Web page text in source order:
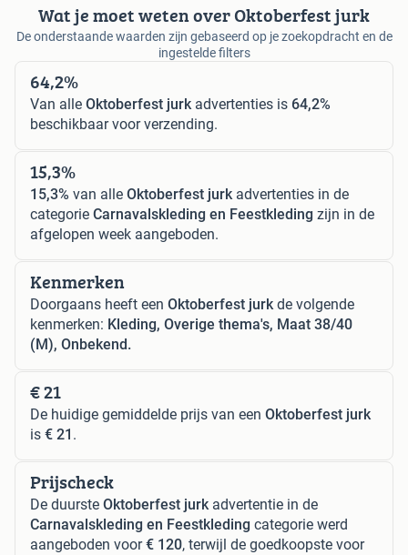
Wat je moet weten over Oktoberfest jurk
De onderstaande waarden zijn gebaseerd op je zoekopdracht en de
ingestelde filters
64,2%
Van alle Oktoberfest jurkadvertenties is 64,2%
beschikbaar voor verzending.
15,3%
15,3% van alle Oktoberfest jurkadvertenties in de
categorie Carnavalskleding en Feestkleding zijn in de
afgelopen week aangeboden.
Kenmerken
Doorgaans heeft een Oktoberfest jurkde volgende
kenmerken: Kleding, Overige thema's, Maat 38/40
(M), Onbekend.
€ 21
De huidige gemiddelde prijs van een Oktoberfest jurk
is € 21 .
Prijscheck
De duurste Oktoberfest jurkadvertentie in de
Carnavalskleding en Feestkleding categorie werd
aangeboden voor€ 120, terwijl de goedkoopste voor